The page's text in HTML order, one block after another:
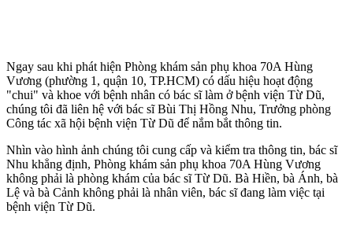
Ngay sau khi phát hiện Phòng khám sản phụ khoa 70A Hùng
Vương (phường 1, quận 10, TP.HCM) có dấu hiệu hoạt động
"chui" và khoe với bệnh nhân có bác sĩ làm ở bệnh viện Từ Dũ,
chúng tôi đã liên hệ với bác sĩ Bùi Thị Hồng Nhu, Trưởng phòng
Công tác xã hội bệnh viện Từ Dũ để nắm bắt thông tin.
Nhìn vào hình ảnh chúng tôi cung cấp và kiểm tra thông tin, bác sĩ
Nhu khẳng định, Phòng khám sản phụ khoa 70A Hùng Vương
không phải là phòng khám của bác sĩ Từ Dũ. Bà Hiền, bà Ánh, bà
Lệ và bà Cảnh không phải là nhân viên, bác sĩ đang làm việc tại
bệnh viện Từ Dũ.